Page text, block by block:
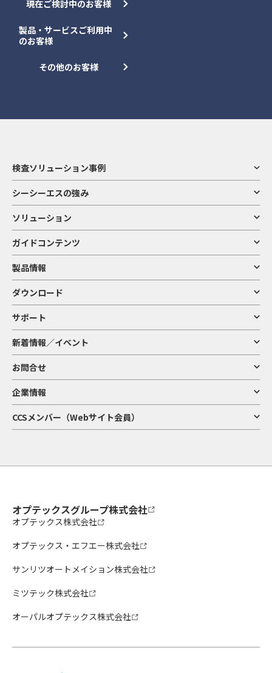
現在ご検討中のお客様
製品・サービスご利用中
のお客様
その他のお客様
検査ソリューション事例
シーシーエスの強み
ソリューション
ガイドコンテンツ
製品情報
ダウンロード
サポート
新着情報／イベント
お問合せ
企業情報
CCSメンバー（Webサイト会員）
オプテックスグループ株式会社
オプテックス株式会社
オプテックス・エフエー株式会社
サンリツオートメイション株式会社
ミツテック株式会社
オーパルオプテックス株式会社